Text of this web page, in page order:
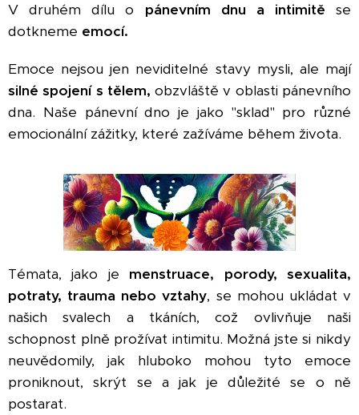
V druhém dílu o pánevním dnu a intimitě se
dotkneme emocí.
Emoce nejsou jen neviditelné stavy mysli, ale mají
silné spojení s tělem, obzvláště v oblasti pánevního
dna. Naše pánevní dno je jako "sklad" pro různé
emocionální zážitky, které zažíváme během života.
Témata, jako je menstruace, porody, sexualita,
potraty, trauma nebo vztahy, se mohou ukládat v
našich svalech a tkáních, což ovlivňuje naši
schopnost plně prožívat intimitu. Možná jste si nikdy
neuvědomily, jak hluboko mohou tyto emoce
proniknout, skrýt se a jak je důležité se o ně
postarat.